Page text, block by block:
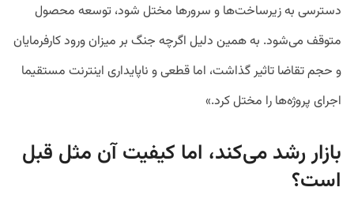
دسترسی به زیرساخت‌ها و سرورها مختل شود، توسعه محصول
متوقف می‌شود. به همین دلیل اگرچه جنگ بر میزان ورود کارفرمایان
و حجم تقاضا تاثیر گذاشت، اما قطعی و ناپایداری اینترنت مستقیما
اجرای پروژه‌ها را مختل کرد.»
بازار رشد می‌کند، اما کیفیت آن مثل قبل
است؟